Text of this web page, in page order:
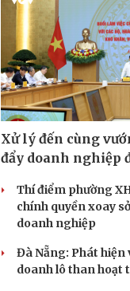
Xử lý đến cùng
đẩy doanh nghiệp
Thí điểm phường
chính quyền xoay
doanh nghiệp
Đà Nẵng: Phát hiện
doanh lô than hoạt